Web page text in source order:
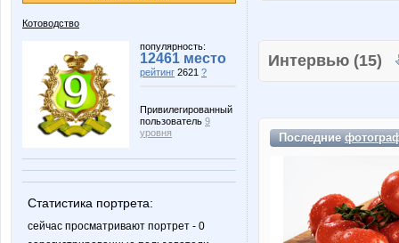
Котоводство
популярность:
12461 место
рейтинг 2621 ?
Привилегированный
пользователь 9
уровня
Статистика портрета:
сейчас просматривают портрет - 0
Интервью (15)
Последние